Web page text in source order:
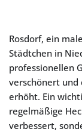
Rosdorf, ein
Städtchen in
professionellen
verschönert und
erhöht. Ein
regelmäßige
verbessert,